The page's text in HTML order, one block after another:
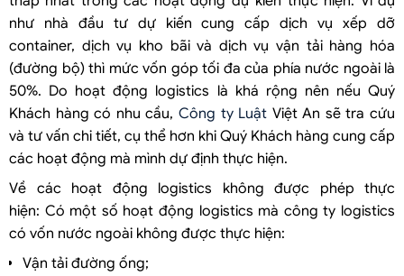
như nhà đầu tư dự kiến cung cấp dịch vụ xếp dỡ
container, dịch vụ kho bãi và dịch vụ vận tải hàng hóa
(đường bộ) thì mức vốn góp tối đa của phía nước ngoài là
50%. Do hoạt động logistics là khá rộng nên nếu Quý
Khách hàng có nhu cầu, Công ty Luật Việt An sẽ tra cứu
và tư vấn chi tiết, cụ thể hơn khi Quý Khách hàng cung cấp
các hoạt động mà mình dự định thực hiện.
Về các hoạt động logistics không được phép thực
hiện: Có một số hoạt động logistics mà công ty logistics
có vốn nước ngoài không được thực hiện:
Vận tải đường ống;